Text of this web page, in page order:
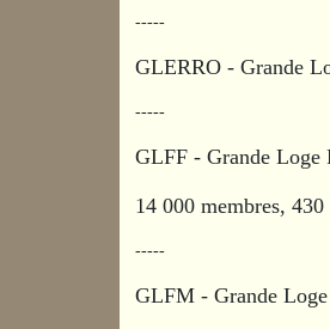
-----
GLERRO - Grande
-----
GLFF - Grande Loge
14 000 membres,
-----
GLFM - Grande